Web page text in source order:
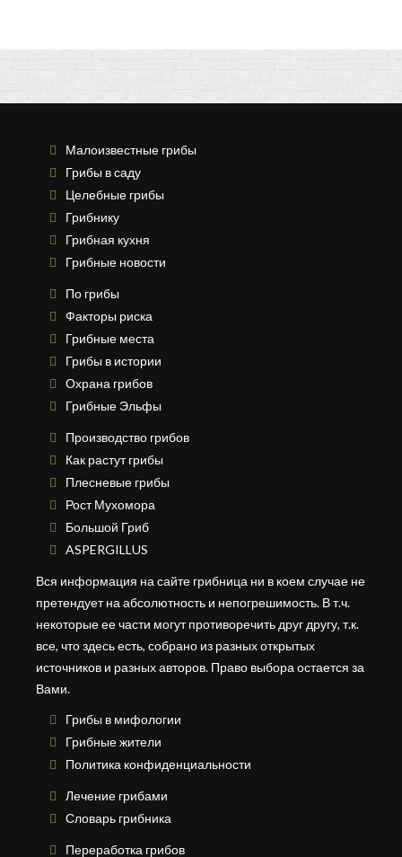
Малоизвестные грибы
Грибы в саду
Целебные грибы
Грибнику
Грибная кухня
Грибные новости
По грибы
Факторы риска
Грибные места
Грибы в истории
Охрана грибов
Грибные Эльфы
Производство грибов
Как растут грибы
Плесневые грибы
Рост Мухомора
Большой Гриб
ASPERGILLUS
Вся информация на сайте грибница ни в коем случае не
претендует на абсолютность и непогрешимость. В т.ч.
некоторые ее части могут противоречить друг другу, т.к.
все, что здесь есть, собрано из разных открытых
источников и разных авторов. Право выбора остается за
Вами.
Грибы в мифологии
Грибные жители
Политика конфиденциальности
Лечение грибами
Словарь грибника
Переработка грибов